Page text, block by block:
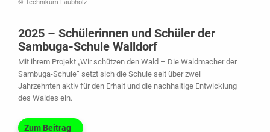
© Technikum Laubholz
2025 – Schülerinnen und Schüler der
Sambuga-Schule Walldorf
Mit ihrem Projekt „Wir schützen den Wald – Die Waldmacher der
Sambuga-Schule“ setzt sich die Schule seit über zwei
Jahrzehnten aktiv für den Erhalt und die nachhaltige Entwicklung
des Waldes ein.
Zum Beitrag